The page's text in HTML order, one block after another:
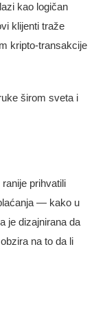
kao logičan
klijenti traže
kripto-transakcije
širom sveta i
prihvatili
— kako u
je dizajnirana da
na to da li